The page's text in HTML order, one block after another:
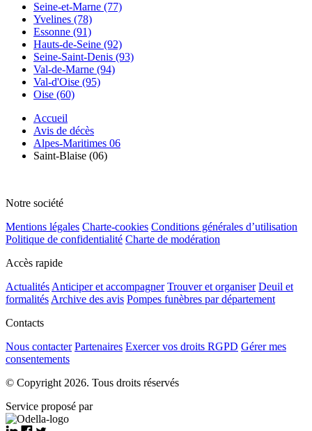
Seine-et-Marne (77)
Yvelines (78)
Essonne (91)
Hauts-de-Seine (92)
Seine-Saint-Denis (93)
Val-de-Marne (94)
Val-d'Oise (95)
Oise (60)
Accueil
Avis de décès
Alpes-Maritimes 06
Saint-Blaise (06)
Notre société
Mentions légales Charte-cookies Conditions générales d’utilisation
Politique de confidentialité Charte de modération
Accès rapide
Actualités Anticiper et accompagner Trouver et organiser Deuil et
formalités Archive des avis Pompes funèbres par département
Contacts
Nous contacter Partenaires Exercer vos droits RGPD Gérer mes
consentements
© Copyright 2026. Tous droits réservés
Service proposé par